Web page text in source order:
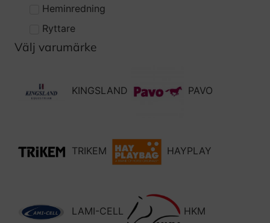
Heminredning
Ryttare
Välj varumärke
KINGSLAND PAVO
TRIKEM HAYPLAY
LAMI-CELL HKM